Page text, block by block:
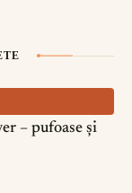
– pufoase și